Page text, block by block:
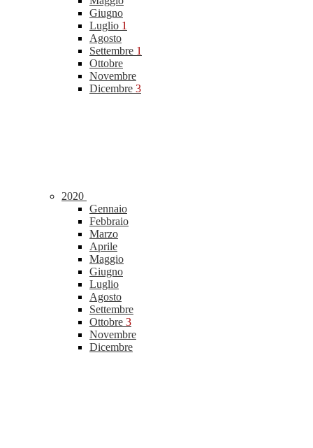
Giugno
Luglio 1
Agosto
Settembre 1
Ottobre
Novembre
Dicembre 3
2020
Gennaio
Febbraio
Marzo
Aprile
Maggio
Giugno
Luglio
Agosto
Settembre
Ottobre 3
Novembre
Dicembre